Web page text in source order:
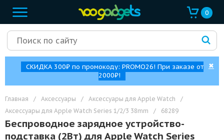
0
СКИДКА 300₽ по промокоду: PROMO26! При заказе от
2000₽!
✖
Главная / Аксессуары / Аксессуары для Apple Watch
/
Аксессуары для Apple Watch Series 1/2/3 38mm
/ 68289
Беспроводное зарядное устройство-
подставка (2Вт) для Apple Watch Series